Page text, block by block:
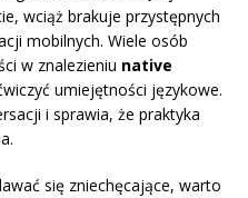
wciąż brakuje przystępnych
mobilnych. Wiele osób
w znalezieniu native
umiejętności językowe.
i sprawia, że praktyka
się zniechęcające, warto